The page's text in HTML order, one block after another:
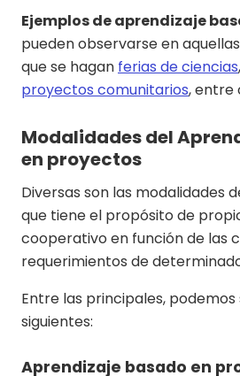
Ejemplos de aprendizaje
pueden observarse en
que se hagan ferias de ciencias
proyectos comunitarios, entre
Modalidades del
en proyectos
Diversas son las modalidades
que tiene el propósito de
cooperativo en función de las
requerimientos de
Entre las principales, podemos
siguientes:
Aprendizaje basado en